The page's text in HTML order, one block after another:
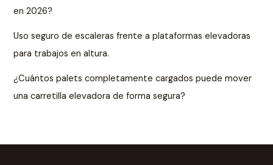
en 2026?
Uso seguro de escaleras frente a plataformas elevadoras
para trabajos en altura.
¿Cuántos palets completamente cargados puede mover
una carretilla elevadora de forma segura?